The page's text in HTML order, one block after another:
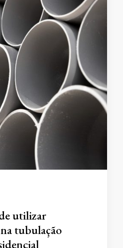
utilizar
tubulação